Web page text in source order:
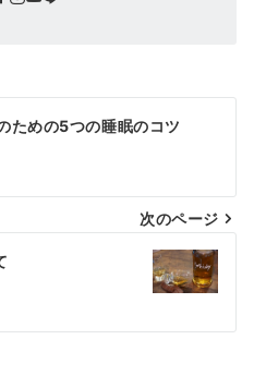
ための5つの睡眠のコツ
次のページ